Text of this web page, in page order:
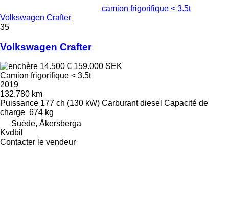
camion frigorifique < 3.5t
Volkswagen Crafter
35
Volkswagen Crafter
14.500 € 159.000 SEK
Camion frigorifique < 3.5t
2019
132.780 km
Puissance 177 ch (130 kW) Carburant diesel Capacité de
charge 674 kg
Suède, Åkersberga
Kvdbil
Contacter le vendeur